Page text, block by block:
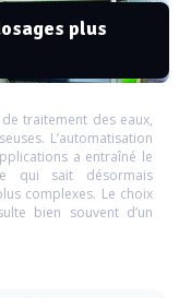
plus
traitement des eaux,
L’automatisation
a entraîné le
qui sait désormais
complexes. Le choix
bien souvent d’un